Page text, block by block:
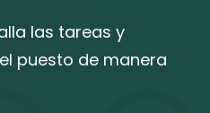
las tareas y
puesto de manera